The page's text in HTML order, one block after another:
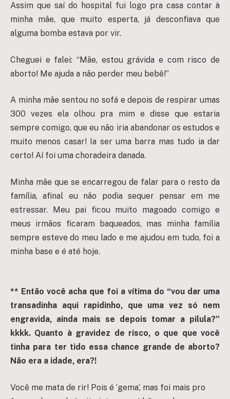
Assim que saí do hospital fui logo pra casa contar à
minha mãe, que muito esperta, já desconfiava que
alguma bomba estava por vir.
Cheguei e falei: “Mãe, estou grávida e com risco de
aborto! Me ajuda a não perder meu bebê!”
A minha mãe sentou no sofá e depois de respirar umas
300 vezes ela olhou pra mim e disse que estaria
sempre comigo, que eu não iria abandonar os estudos e
muito menos casar! Ia ser uma barra mas tudo ia dar
certo! Aí foi uma choradeira danada.
Minha mãe que se encarregou de falar para o resto da
família, afinal eu não podia sequer pensar em me
estressar. Meu pai ficou muito magoado comigo e
meus irmãos ficaram baqueados, mas minha família
sempre esteve do meu lado e me ajudou em tudo, foi a
minha base e é até hoje.
** Então você acha que foi a vítima do “vou dar uma
transadinha aqui rapidinho, que uma vez só nem
engravida, ainda mais se depois tomar a pilula?”
kkkk. Quanto à gravidez de risco, o que que você
tinha para ter tido essa chance grande de aborto?
Não era a idade, era?!
Você me mata de rir! Pois é ‘gema’, mas foi mais pro